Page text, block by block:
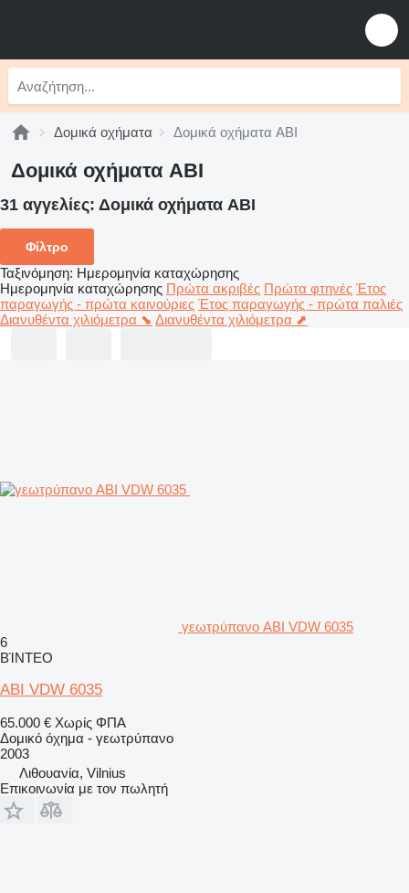
Δομικά οχήματα Δομικά οχήματα ABI
Δομικά οχήματα ABI
31 αγγελίες: Δομικά οχήματα ABI
Φίλτρο
Ταξινόμηση: Ημερομηνία καταχώρησης
Ημερομηνία καταχώρησης Πρώτα ακριβές Πρώτα φτηνές Έτος
παραγωγής - πρώτα καινούριες Έτος παραγωγής - πρώτα παλιές
Διανυθέντα χιλιόμετρα ⬊ Διανυθέντα χιλιόμετρα ⬈
γεωτρύπανο ABI VDW 6035
6
ΒΊΝΤΕΟ
ABI VDW 6035
65.000 € Χωρίς ΦΠΑ
Δομικό όχημα - γεωτρύπανο
2003
Λιθουανία, Vilnius
Επικοινωνία με τον πωλητή